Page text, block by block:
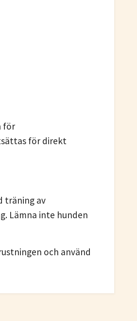
för
för direkt
träning av
Lämna inte hunden
och använd